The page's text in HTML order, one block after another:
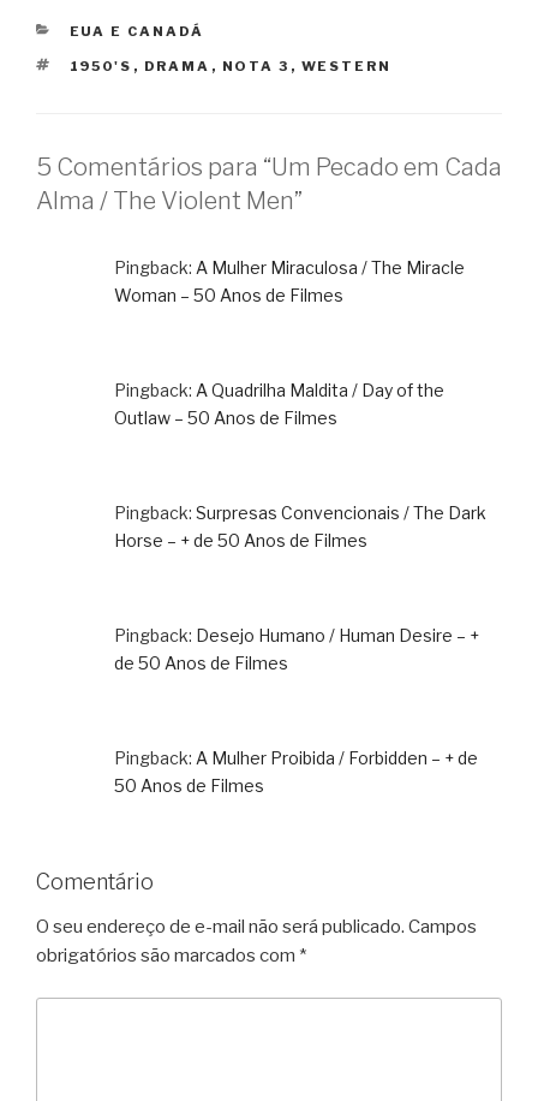
CATEGORIAS
EUA E CANADÁ
TAGS
1950'S , DRAMA , NOTA 3 , WESTERN
5 Comentários para “Um Pecado em Cada
Alma / The Violent Men”
Pingback: A Mulher Miraculosa / The Miracle
Woman – 50 Anos de Filmes
Pingback: A Quadrilha Maldita / Day of the
Outlaw – 50 Anos de Filmes
Pingback: Surpresas Convencionais / The Dark
Horse – + de 50 Anos de Filmes
Pingback: Desejo Humano / Human Desire – +
de 50 Anos de Filmes
Pingback: A Mulher Proibida / Forbidden – + de
50 Anos de Filmes
Comentário
O seu endereço de e-mail não será publicado. Campos
obrigatórios são marcados com *